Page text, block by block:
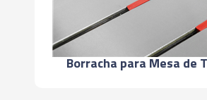
Borracha para Mesa de